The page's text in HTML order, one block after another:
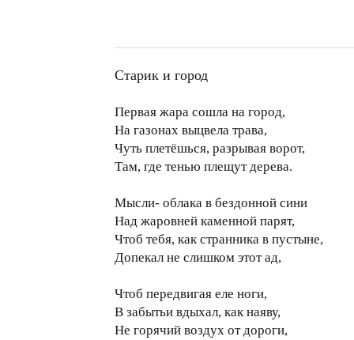
Старик и город
Первая жара сошла на город,
На газонах выцвела трава,
Чуть плетёшься, разрывая ворот,
Там, где тенью плещут дерева.
Мысли- облака в бездонной сини
Над жаровней каменной парят,
Чтоб тебя, как странника в пустыне,
Допекал не слишком этот ад,
Чтоб передвигая еле ноги,
В забытьи вдыхал, как наяву,
Не горячий воздух от дороги,